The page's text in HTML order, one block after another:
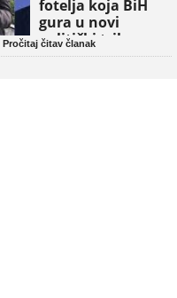
fotelja koja BiH
gura u novi
politički triler
Pročitaj čitav članak